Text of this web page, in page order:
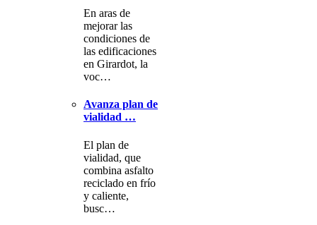
En aras de
mejorar las
condiciones de
las edificaciones
en Girardot, la
voc…
Avanza plan de
vialidad …
El plan de
vialidad, que
combina asfalto
reciclado en frío
y caliente,
busc…